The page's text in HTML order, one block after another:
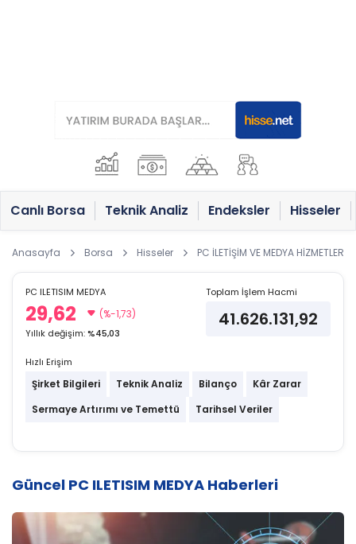
Canlı Borsa Teknik Analiz Endeksler Hisseler
Anasayfa Borsa Hisseler PC İLETİŞİM VE MEDYA HİZMETLERİ
PC ILETISIM MEDYA
29,62 (%-1,73)
Yıllık değişim:%45,03
Toplam İşlem Hacmi
41.626.131,92
Hızlı Erişim
Şirket Bilgileri Teknik Analiz Bilanço
Kâr Zarar
Sermaye Artırımı ve Temettü
Tarihsel Veriler
Güncel PC ILETISIM MEDYA Haberleri